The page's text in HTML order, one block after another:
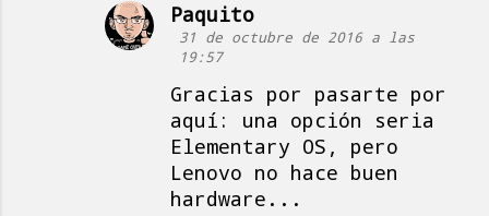
Paquito
31 de octubre de 2016 a las
19:57
Gracias por pasarte por
aquí: una opción seria
Elementary OS, pero
Lenovo no hace buen
hardware...